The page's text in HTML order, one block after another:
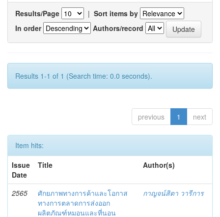
Results/Page | Sort items by
In order
Authors/record
Results 1-1 of 1 (Search time: 0.0 seconds).
previous 1 next
Item hits:
Issue
Date
Title Author(s)
2565
ศักยภาพทางการค้าและโอกาส
ทางการตลาดการส่งออก
ผลิตภัณฑ์หมอนและที่นอน
กาญจน์สิตา วารีการ